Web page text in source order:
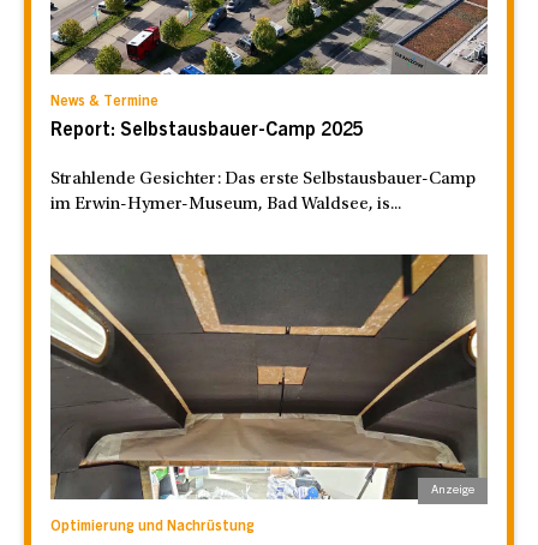
News & Termine
Report: Selbstausbauer-Camp 2025
Strahlende Gesichter: Das erste Selbstausbauer-Camp
im Erwin-Hymer-Museum, Bad Waldsee, is...
Optimierung und Nachrüstung